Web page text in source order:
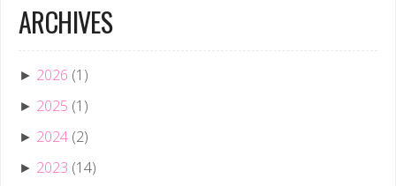
ARCHIVES
► 2026 (1)
► 2025 (1)
► 2024 (2)
► 2023 (14)